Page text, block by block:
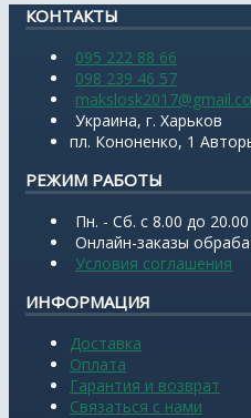
КОНТАКТЫ
095 222 88 66
098 239 46 57
Украина, г. Харьков
пл. Кононенко, 1
РЕЖИМ РАБОТЫ
Пн. - Сб. с 8.00 до 20.00
Онлайн-заказы
Условия соглашения
ИНФОРМАЦИЯ
Доставка
Оплата
Гарантия и возврат
Связаться с нами